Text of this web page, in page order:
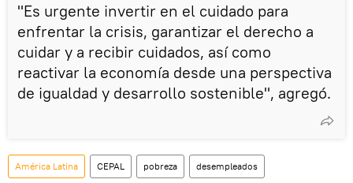
"Es urgente invertir en el cuidado para
enfrentar la crisis, garantizar el derecho a
cuidar y a recibir cuidados, así como
reactivar la economía desde una perspectiva
de igualdad y desarrollo sostenible", agregó.
América Latina CEPAL pobreza desempleados